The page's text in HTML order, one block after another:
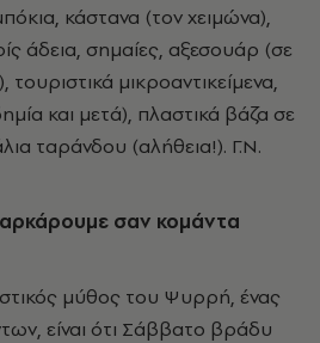
κάστανα (τον χειμώνα),
άδεια, σημαίες, αξεσουάρ (σε
μικροαντικείμενα,
και μετά), πλαστικά βάζα σε
ταράνδου (αλήθεια!). Γ.Ν.
σαν κομάντα
μύθος του Ψυρρή, ένας
είναι ότι Σάββατο βράδυ